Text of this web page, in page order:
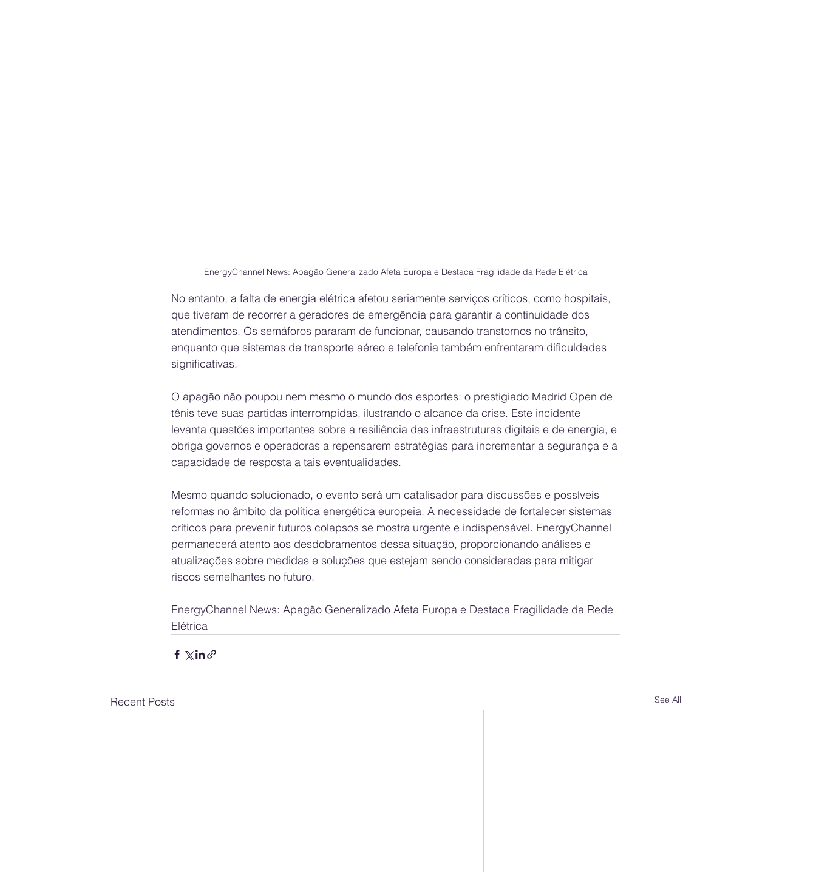
EnergyChannel News: Apagão Generalizado Afeta Europa e Destaca Fragilidade da Rede Elétrica
No entanto, a falta de energia elétrica afetou seriamente serviços críticos, como hospitais,
que tiveram de recorrer a geradores de emergência para garantir a continuidade dos
atendimentos. Os semáforos pararam de funcionar, causando transtornos no trânsito,
enquanto que sistemas de transporte aéreo e telefonia também enfrentaram dificuldades
significativas.
O apagão não poupou nem mesmo o mundo dos esportes: o prestigiado Madrid Open de
tênis teve suas partidas interrompidas, ilustrando o alcance da crise. Este incidente
levanta questões importantes sobre a resiliência das infraestruturas digitais e de energia, e
obriga governos e operadoras a repensarem estratégias para incrementar a segurança e a
capacidade de resposta a tais eventualidades.
Mesmo quando solucionado, o evento será um catalisador para discussões e possíveis
reformas no âmbito da política energética europeia. A necessidade de fortalecer sistemas
críticos para prevenir futuros colapsos se mostra urgente e indispensável. EnergyChannel
permanecerá atento aos desdobramentos dessa situação, proporcionando análises e
atualizações sobre medidas e soluções que estejam sendo consideradas para mitigar
riscos semelhantes no futuro.
EnergyChannel News: Apagão Generalizado Afeta Europa e Destaca Fragilidade da Rede
Elétrica
Recent Posts See All